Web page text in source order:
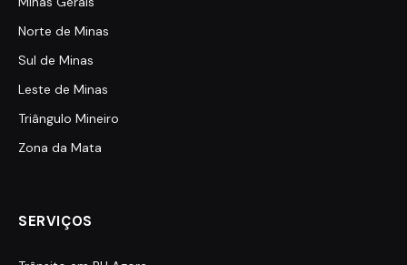
Norte de Minas
Sul de Minas
Leste de Minas
Triângulo Mineiro
Zona da Mata
SERVIÇOS